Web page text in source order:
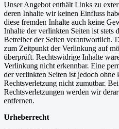
Unser Angebot enthält Links zu
deren Inhalte wir keinen Einfluss
diese fremden Inhalte auch keine
Inhalte der verlinkten Seiten ist stets
Betreiber der Seiten verantwortlich.
zum Zeitpunkt der Verlinkung auf
überprüft. Rechtswidrige Inhalte
Verlinkung nicht erkennbar. Eine
der verlinkten Seiten ist jedoch ohne
Rechtsverletzung nicht zumutbar.
Rechtsverletzungen werden wir
entfernen.
Urheberrecht